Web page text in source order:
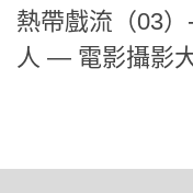
熱帶戲流（03
人 — 電影攝影